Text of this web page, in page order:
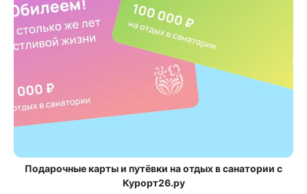
Подарочные карты и путёвки на отдых в санатории с
Курорт26.ру